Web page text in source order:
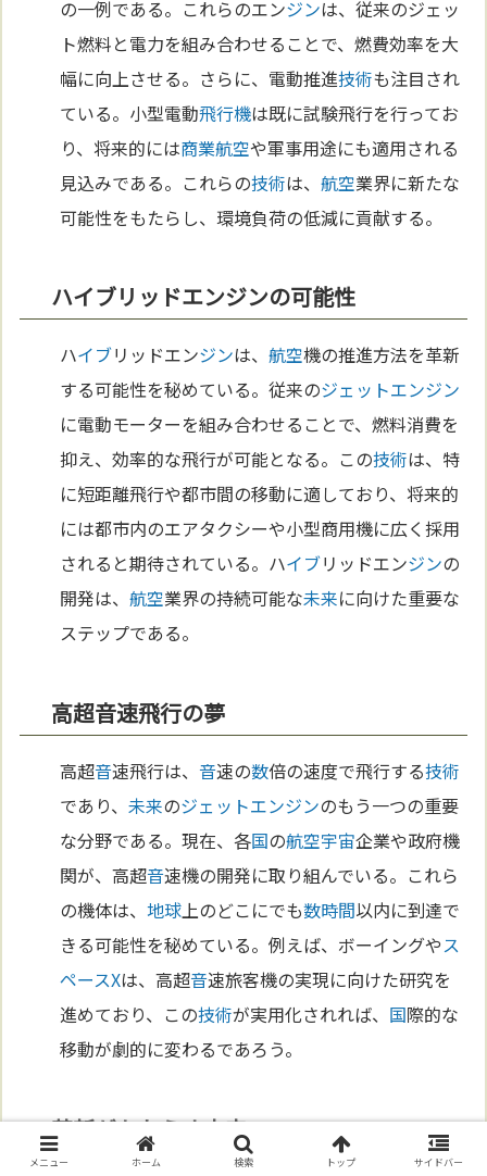
の一例である。これらのエンジンは、従来のジェッ
ト燃料と電力を組み合わせることで、燃費効率を大
幅に向上させる。さらに、電動推進技術も注目され
ている。小型電動飛行機は既に試験飛行を行ってお
り、将来的には商業航空や軍事用途にも適用される
見込みである。これらの技術は、航空業界に新たな
可能性をもたらし、環境負荷の低減に貢献する。
ハイブリッドエンジンの可能性
ハイブリッドエンジンは、航空機の推進方法を革新
する可能性を秘めている。従来のジェットエンジン
に電動モーターを組み合わせることで、燃料消費を
抑え、効率的な飛行が可能となる。この技術は、特
に短距離飛行や都市間の移動に適しており、将来的
には都市内のエアタクシーや小型商用機に広く採用
されると期待されている。ハイブリッドエンジンの
開発は、航空業界の持続可能な未来に向けた重要な
ステップである。
高超音速飛行の夢
高超音速飛行は、音速の数倍の速度で飛行する技術
であり、未来のジェットエンジンのもう一つの重要
な分野である。現在、各国の航空宇宙企業や政府機
関が、高超音速機の開発に取り組んでいる。これら
の機体は、地球上のどこにでも数時間以内に到達で
きる可能性を秘めている。例えば、ボーイングやス
ペースXは、高超音速旅客機の実現に向けた研究を
進めており、この技術が実用化されれば、 国際的な
移動が劇的に変わるであろう。
革新がもたらす未来
メニュー ホーム 検索 トップ サイドバー